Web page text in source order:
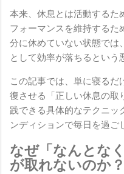
本来、休息とは活動するた
フォーマンスを維持するた
分に休めていない状態では
として効率が落ちるという
この記事では、単に寝るだ
復させる「正しい休息の取
践できる具体的なテクニッ
ンディションで毎日を過ご
なぜ「なんとな
が取れないのか？